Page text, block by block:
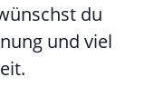
du
und viel